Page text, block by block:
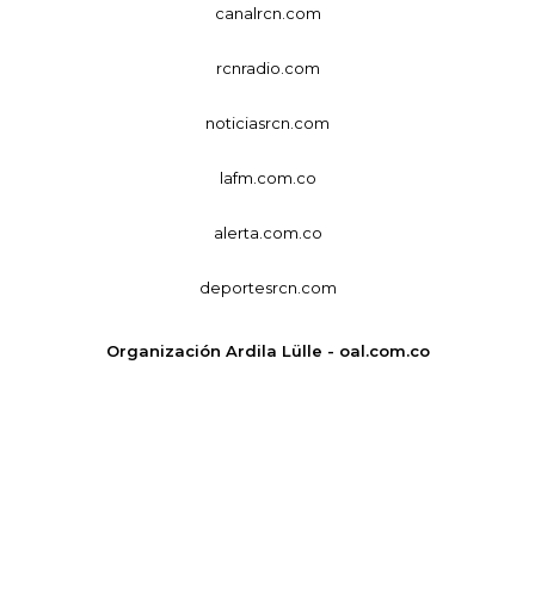
canalrcn.com
rcnradio.com
noticiasrcn.com
lafm.com.co
alerta.com.co
deportesrcn.com
Organización Ardila Lülle - oal.com.co